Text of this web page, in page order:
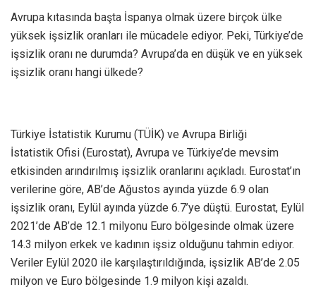
Avrupa kıtasında başta İspanya olmak üzere birçok ülke
yüksek işsizlik oranları ile mücadele ediyor. Peki, Türkiye’de
işsizlik oranı ne durumda? Avrupa’da en düşük ve en yüksek
işsizlik oranı hangi ülkede?
Türkiye İstatistik Kurumu (TÜİK) ve Avrupa Birliği
İstatistik Ofisi (Eurostat), Avrupa ve Türkiye’de mevsim
etkisinden arındırılmış işsizlik oranlarını açıkladı. Eurostat’ın
verilerine göre, AB’de Ağustos ayında yüzde 6.9 olan
işsizlik oranı, Eylül ayında yüzde 6.7’ye düştü. Eurostat, Eylül
2021’de AB’de 12.1 milyonu Euro bölgesinde olmak üzere
14.3 milyon erkek ve kadının işsiz olduğunu tahmin ediyor.
Veriler Eylül 2020 ile karşılaştırıldığında, işsizlik AB’de 2.05
milyon ve Euro bölgesinde 1.9 milyon kişi azaldı.